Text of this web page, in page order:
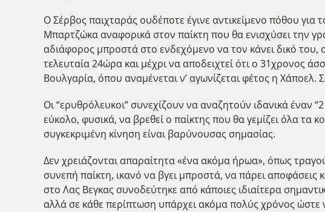
Ο Σέρβος παιχταράς ουδέποτε έγινε αντικείμενο πόθου για
Μπαρτζώκα αναφορικά στον παίκτη που θα ενισχύσει την
αδιάφορος μπροστά στο ενδεχόμενο να τον κάνει δικό
τελευταία 24ώρα και μέχρι να αποδειχτεί ότι ο 31χρονος
Βουλγαρία, όπου αναμένεται ν’ αγωνίζεται φέτος η Χάποελ.
Οι “ερυθρόλευκοι” συνεχίζουν να αναζητούν ιδανικά έναν
εύκολο, φυσικά, να βρεθεί ο παίκτης που θα γεμίζει όλα τα
συγκεκριμένη κίνηση είναι βαρύνουσας σημασίας.
Δεν χρειάζονται απαραίτητα «ένα ακόμα ήρωα», όπως
συνεπή παίκτη, ικανό να βγει μπροστά, να πάρει αποφάσεις
στο Λας Βεγκας συνοδεύτηκε από κάποιες ιδιαίτερα
αλλά σε κάθε περίπτωση υπάρχει ακόμα πολύς χρόνος ώστε